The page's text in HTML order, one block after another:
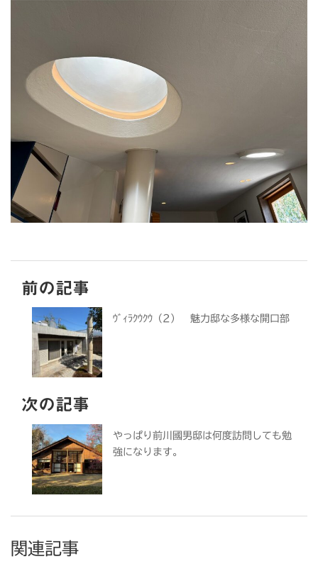
前の記事
ｳﾞｨﾗｸｳｸｳ（2） 魅力邸な多様な開口部
次の記事
やっぱり前川國男邸は何度訪問しても勉
強になります。
関連記事